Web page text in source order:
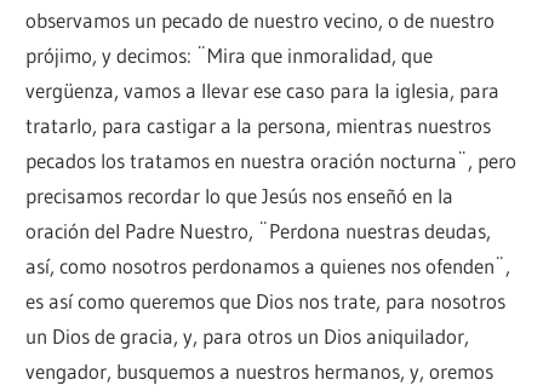
observamos un pecado de nuestro vecino, o de nuestro
prójimo, y decimos: ¨Mira que inmoralidad, que
vergüenza, vamos a llevar ese caso para la iglesia, para
tratarlo, para castigar a la persona, mientras nuestros
pecados los tratamos en nuestra oración nocturna¨, pero
precisamos recordar lo que Jesús nos enseñó en la
oración del Padre Nuestro, ¨Perdona nuestras deudas,
así, como nosotros perdonamos a quienes nos ofenden¨,
es así como queremos que Dios nos trate, para nosotros
un Dios de gracia, y, para otros un Dios aniquilador,
vengador, busquemos a nuestros hermanos, y, oremos